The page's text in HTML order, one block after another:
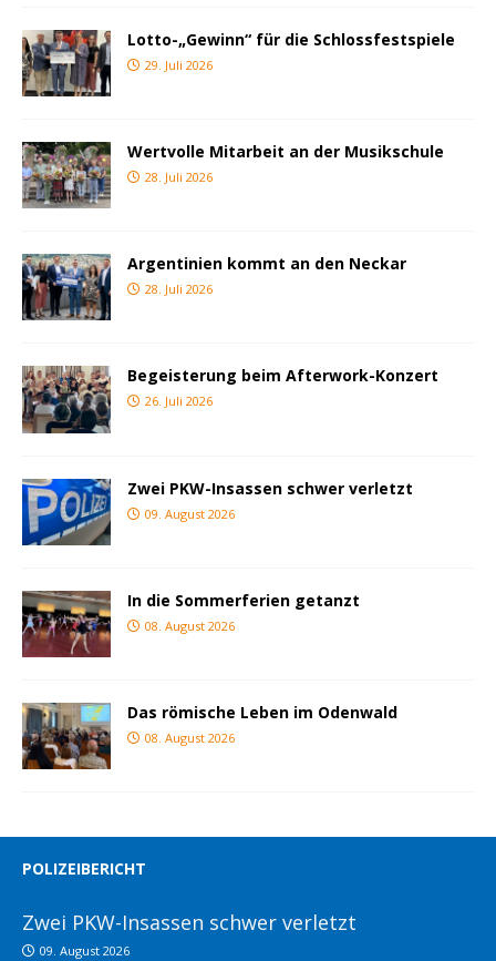
Lotto-„Gewinn“ für die Schlossfestspiele
29. Juli 2026
Wertvolle Mitarbeit an der Musikschule
28. Juli 2026
Argentinien kommt an den Neckar
28. Juli 2026
Begeisterung beim Afterwork-Konzert
26. Juli 2026
Zwei PKW-Insassen schwer verletzt
09. August 2026
In die Sommerferien getanzt
08. August 2026
Das römische Leben im Odenwald
08. August 2026
POLIZEIBERICHT
Zwei PKW-Insassen schwer verletzt
09. August 2026